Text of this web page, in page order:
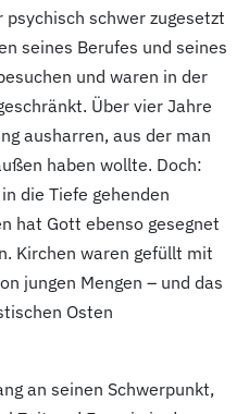
schwer zugesetzt
seines Berufes und seines
und waren in der
Über vier Jahre
ausharren, aus der man
haben wollte. Doch:
die Tiefe gehenden
hat Gott ebenso gesegnet
Kirchen waren gefüllt mit
jungen Mengen – und das
Osten
an seinen Schwerpunkt,